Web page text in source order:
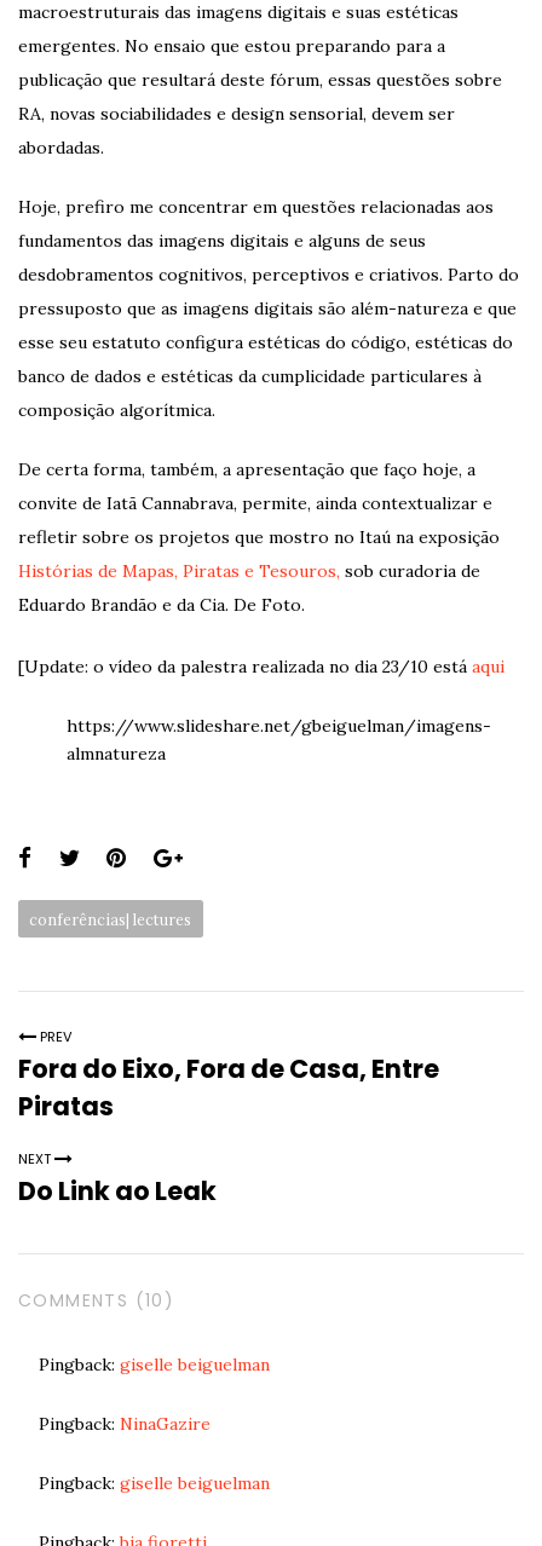
macroestruturais das imagens digitais e suas estéticas
emergentes. No ensaio que estou preparando para a
publicação que resultará deste fórum, essas questões sobre
RA, novas sociabilidades e design sensorial, devem ser
abordadas.
Hoje, prefiro me concentrar em questões relacionadas aos
fundamentos das imagens digitais e alguns de seus
desdobramentos cognitivos, perceptivos e criativos. Parto do
pressuposto que as imagens digitais são além-natureza e que
esse seu estatuto configura estéticas do código, estéticas do
banco de dados e estéticas da cumplicidade particulares à
composição algorítmica.
De certa forma, também, a apresentação que faço hoje, a
convite de Iatã Cannabrava, permite, ainda contextualizar e
refletir sobre os projetos que mostro no Itaú na exposição
Histórias de Mapas, Piratas e Tesouros, sob curadoria de
Eduardo Brandão e da Cia. De Foto.
[Update: o vídeo da palestra realizada no dia 23/10 está aqui
https://www.slideshare.net/gbeiguelman/imagens-
almnatureza
Share
page:
Categories:
conferências| lectures
PREV
Fora do Eixo, Fora de Casa, Entre
Piratas
NEXT
Do Link ao Leak
COMMENTS (10)
Pingback: giselle beiguelman
Pingback: NinaGazire
Pingback: giselle beiguelman